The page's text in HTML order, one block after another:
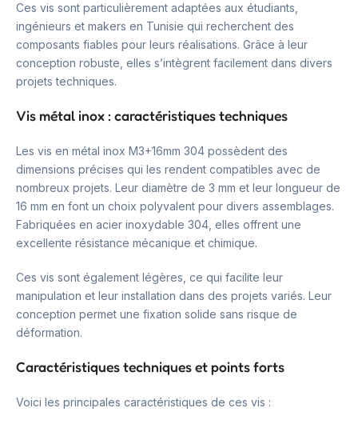
Ces vis sont particulièrement adaptées aux étudiants,
ingénieurs et makers en Tunisie qui recherchent des
composants fiables pour leurs réalisations. Grâce à leur
conception robuste, elles s’intègrent facilement dans divers
projets techniques.
Vis métal inox : caractéristiques techniques
Les vis en métal inox M3+16mm 304 possèdent des
dimensions précises qui les rendent compatibles avec de
nombreux projets. Leur diamètre de 3 mm et leur longueur de
16 mm en font un choix polyvalent pour divers assemblages.
Fabriquées en acier inoxydable 304, elles offrent une
excellente résistance mécanique et chimique.
Ces vis sont également légères, ce qui facilite leur
manipulation et leur installation dans des projets variés. Leur
conception permet une fixation solide sans risque de
déformation.
Caractéristiques techniques et points forts
Voici les principales caractéristiques de ces vis :